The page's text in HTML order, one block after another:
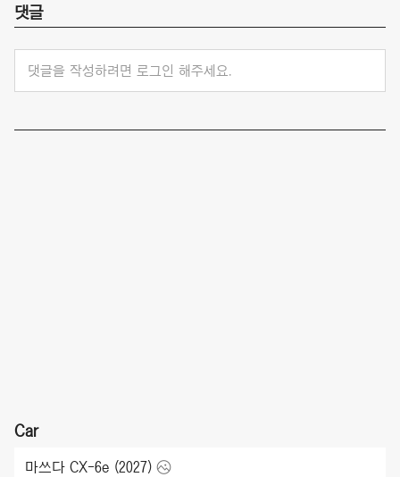
댓글
댓글을 작성하려면 로그인 해주세요.
Car
마쓰다 CX-6e (2027)